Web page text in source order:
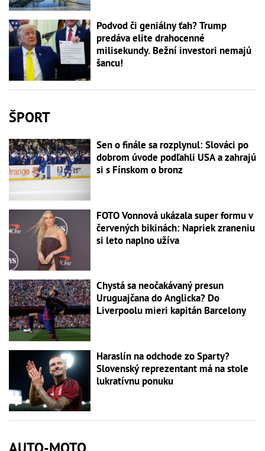
Podvod či geniálny ťah? Trump
predáva elite drahocenné
milisekundy. Bežní investori nemajú
šancu!
ŠPORT
Sen o finále sa rozplynul: Slováci po
dobrom úvode podľahli USA a zahrajú
si s Fínskom o bronz
FOTO Vonnová ukázala super formu v
červených bikinách: Napriek zraneniu
si leto naplno užíva
Chystá sa neočakávaný presun
Uruguajčana do Anglicka? Do
Liverpoolu mieri kapitán Barcelony
Haraslín na odchode zo Sparty?
Slovenský reprezentant má na stole
lukratívnu ponuku